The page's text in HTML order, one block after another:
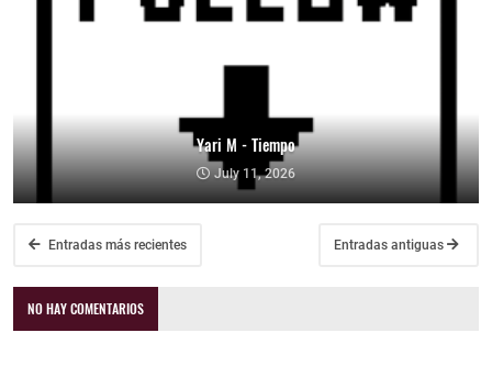
Yari M - Tiempo
July 11, 2026
Entradas más recientes Entradas antiguas
NO HAY COMENTARIOS